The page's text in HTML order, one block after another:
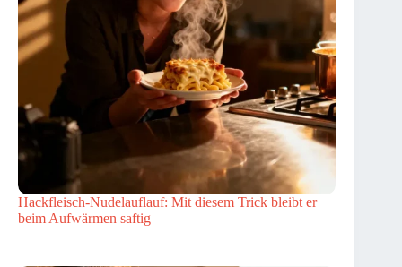
Hackfleisch-Nudelauflauf: Mit diesem Trick bleibt er
beim Aufwärmen saftig